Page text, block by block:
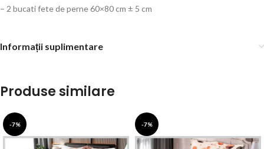
– 2 bucati fete de perne 60×80 cm ± 5 cm
Informații suplimentare
Produse similare
-7% -7%